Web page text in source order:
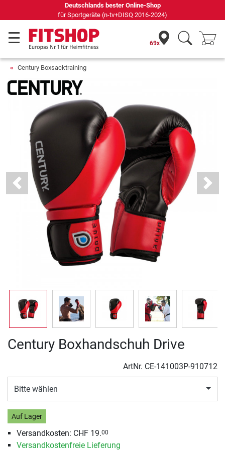
Seit 42 Jahren Ihr Experte für Heimfitness
69x
Century Boxsacktraining
Previous Next
Century Boxhandschuh Drive
ArtNr. CE-141003P-910712
Bitte wählen
Auf Lager
Versandkosten: CHF 19.00
Versandkostenfreie Lieferung